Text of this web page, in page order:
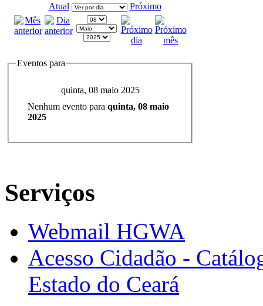
Atual Próximo
Eventos para
quinta, 08 maio 2025
Nenhum evento para quinta, 08 maio
2025
Serviços
Webmail HGWA
Acesso Cidadão -
Estado do Ceará